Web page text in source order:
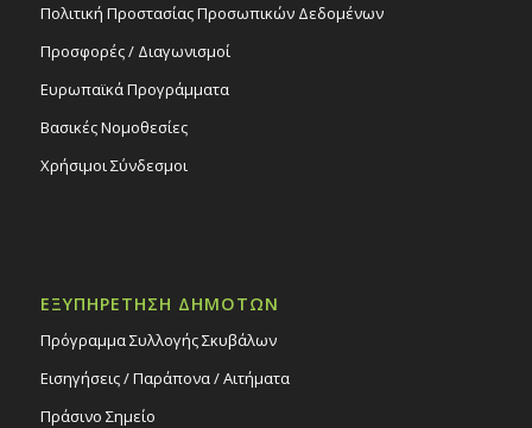
Πολιτική Προστασίας Προσωπικών Δεδομένων
Προσφορές / Διαγωνισμοί
Ευρωπαϊκά Προγράμματα
Βασικές Νομοθεσίες
Χρήσιμοι Σύνδεσμοι
ΕΞΥΠΗΡΕΤΗΣΗ ΔΗΜΟΤΩΝ
Πρόγραμμα Συλλογής Σκυβάλων
Εισηγήσεις / Παράπονα / Αιτήματα
Πράσινο Σημείο